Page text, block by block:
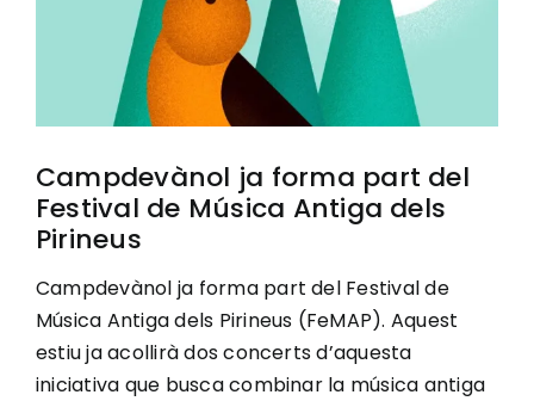
Cerca
…
Campdevànol ja forma part del
Festival de Música Antiga dels
Pirineus
Campdevànol ja forma part del Festival de
Música Antiga dels Pirineus (FeMAP). Aquest
estiu ja acollirà dos concerts d’aquesta
iniciativa que busca combinar la música antiga